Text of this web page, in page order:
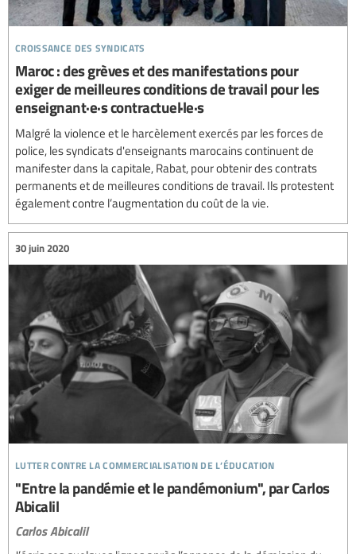
croissance des syndicats
Maroc : des grèves et des manifestations pour
exiger de meilleures conditions de travail pour les
enseignant·e·s contractuel·le·s
Malgré la violence et le harcèlement exercés par les forces de
police, les syndicats d'enseignants marocains continuent de
manifester dans la capitale, Rabat, pour obtenir des contrats
permanents et de meilleures conditions de travail. Ils protestent
également contre l’augmentation du coût de la vie.
lutter contre la commercialisation de l’éducation
30 juin 2020
"Entre la pandémie et le pandémonium", par Carlos
Abicalil
Carlos Abicalil